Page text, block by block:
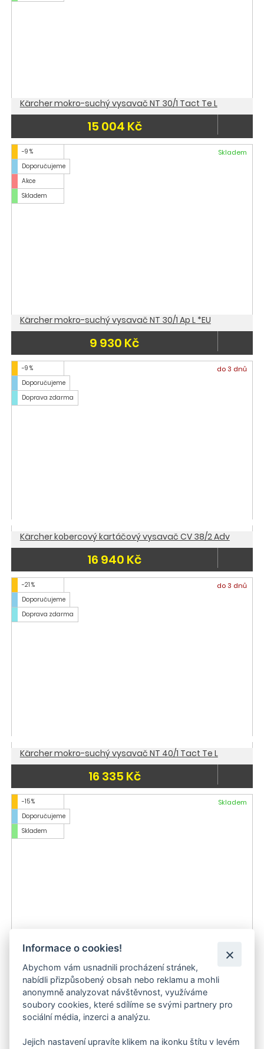
Kärcher mokro-suchý vysavač NT 30/1 Tact Te L
15 004 Kč
-9 %
Doporučujeme
Akce
Skladem
Skladem
Kärcher mokro-suchý vysavač NT 30/1 Ap L *EU
9 930 Kč
-9 %
Doporučujeme
Doprava zdarma
do 3 dnů
Kärcher kobercový kartáčový vysavač CV 38/2 Adv
16 940 Kč
-21 %
Doporučujeme
Doprava zdarma
do 3 dnů
Kärcher mokro-suchý vysavač NT 40/1 Tact Te L
16 335 Kč
-15 %
Doporučujeme
Skladem
Skladem
Mokro-suchý vysavač Kärcher NT 22/1 Ap L
4 840 Kč
-23 %
Informace o cookies!
Abychom vám usnadnili procházení stránek,
nabídli přizpůsobený obsah nebo reklamu a mohli
anonymně analyzovat návštěvnost, využíváme
soubory cookies, které sdílíme se svými partnery pro
sociální média, inzerci a analýzu.
Jejich nastavení upravíte klikem na ikonku štítu v levém